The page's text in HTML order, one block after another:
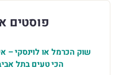
פוסטים
שוק הכרמל או לוינסקי –
הכי טעים בתל